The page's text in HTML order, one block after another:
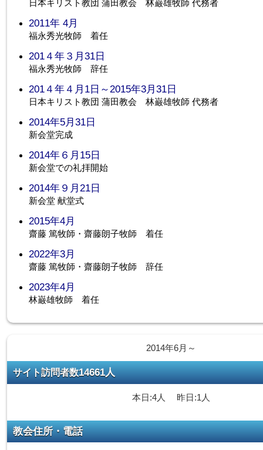
日本キリスト教団 蒲田教会 林巌雄牧師 代務者
2011年 4月
福永秀光牧師 着任
201４年３月31日
福永秀光牧師 辞任
201４年４月1日～2015年3月31日
日本キリスト教団 蒲田教会 林巌雄牧師 代務者
2014年5月31日
新会堂完成
2014年６月15日
新会堂での礼拝開始
2014年９月21日
新会堂 献堂式
2015年4月
齋藤 篤牧師・齋藤朗子牧師 着任
2022年3月
齋藤 篤牧師・齋藤朗子牧師 辞任
2023年4月
林巌雄牧師 着任
2014年6月～
サイト訪問者数14661人
本日:4人 昨日:1人
教会住所・電話